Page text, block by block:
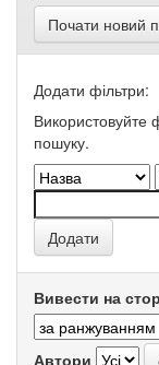
Почати новий
Додати фільтри:
Використовуйте
пошуку.
Вивести на
Автори